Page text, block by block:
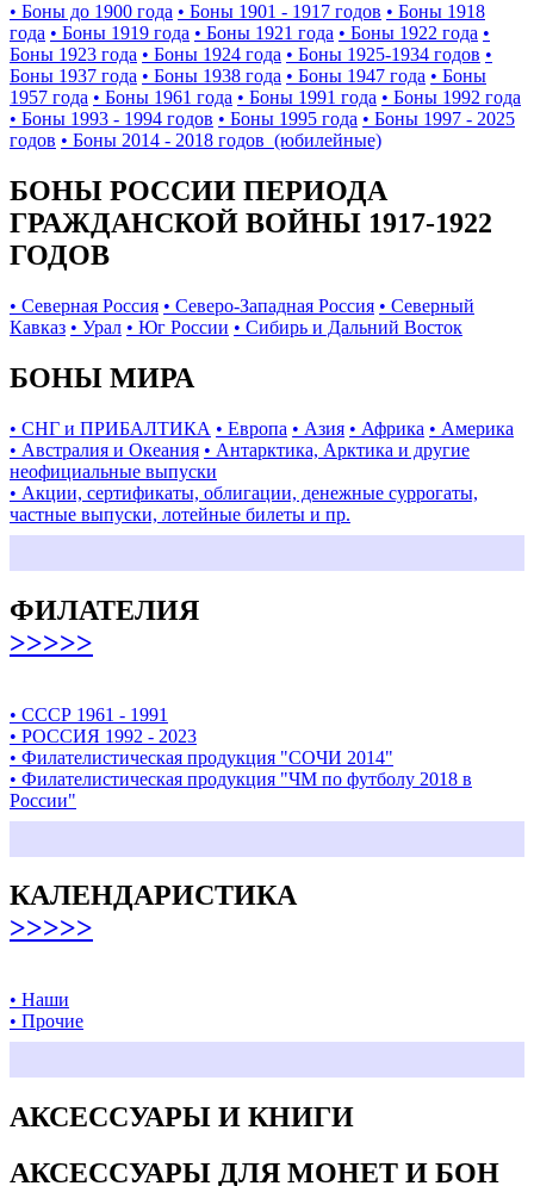
• Боны до 1900 года • Боны 1901 - 1917 годов • Боны 1918
года • Боны 1919 года • Боны 1921 года • Боны 1922 года •
Боны 1923 года • Боны 1924 года • Боны 1925-1934 годов •
Боны 1937 года • Боны 1938 года • Боны 1947 года • Боны
1957 года • Боны 1961 года • Боны 1991 года • Боны 1992 года
• Боны 1993 - 1994 годов • Боны 1995 года • Боны 1997 - 2025
годов • Боны 2014 - 2018 годов (юбилейные)
БОНЫ РОССИИ ПЕРИОДА
ГРАЖДАНСКОЙ ВОЙНЫ 1917-1922
ГОДОВ
• Северная Россия • Северо-Западная Россия • Северный
Кавказ • Урал • Юг России • Сибирь и Дальний Восток
БОНЫ МИРА
• СНГ и ПРИБАЛТИКА • Европа • Азия • Африка • Америка
• Австралия и Океания • Антарктика, Арктика и другие
неофициальные выпуски
• Акции, сертификаты, облигации, денежные суррогаты,
частные выпуски, лотейные билеты и пр.
ФИЛАТЕЛИЯ
>>>>>
• СССР 1961 - 1991
• РОССИЯ 1992 - 2023
• Филателистическая продукция "СОЧИ 2014"
• Филателистическая продукция "ЧМ по футболу 2018 в
России"
КАЛЕНДАРИСТИКА
>>>>>
• Наши
• Прочие
АКСЕССУАРЫ И КНИГИ
АКСЕССУАРЫ ДЛЯ МОНЕТ И БОН